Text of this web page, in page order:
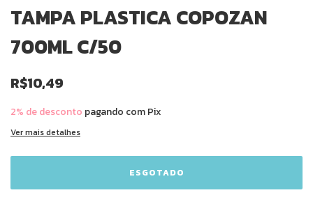
TAMPA PLASTICA COPOZAN
700ML C/50
R$10,49
2% de desconto pagando com Pix
Ver mais detalhes